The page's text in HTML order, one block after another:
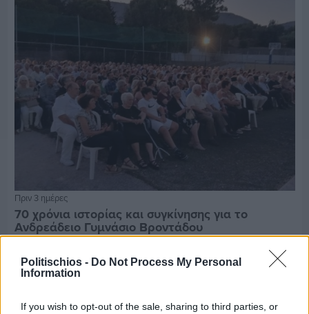
Politischios - Do Not Process My Personal
Information
If you wish to opt-out of the sale, sharing to third parties, or
Πριν 3 ημέρες
70 χρόνια ιστορίας και συγκίνησης για το
Ανδρεάδειο Γυμνάσιο Βροντάδου